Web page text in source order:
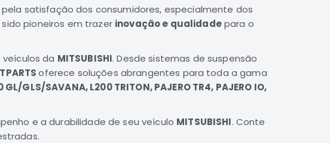
satisfação dos consumidores, especialmente dos
pioneiros em trazer inovação e qualidadepara o
da MITSUBISHI. Desde sistemas de suspensão
oferece soluções abrangentes para toda a gama
GL/GLS/SAVANA, L200 TRITON, PAJERO TR4, PAJERO IO,
e a durabilidade de seu veículo MITSUBISHI. Conte